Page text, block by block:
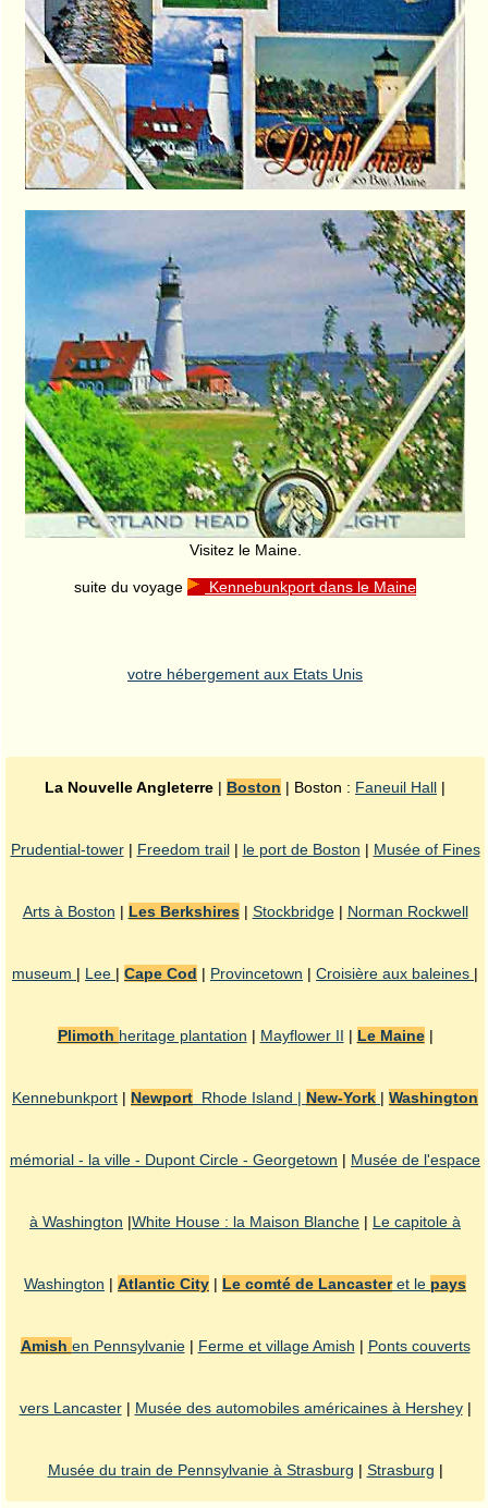
Visitez le Maine.
suite du voyage Kennebunkport dans le Maine
votre hébergement aux Etats Unis
La Nouvelle Angleterre | Boston | Boston : Faneuil Hall |
Prudential-tower| Freedom trail| le port de Boston | Musée of Fines
Arts à Boston | Les Berkshires| Stockbridge| Norman Rockwell
museum | Lee | Cape Cod | Provincetown | Croisière aux baleines |
Plimoth heritage plantation | Mayflower II | Le Maine|
Kennebunkport | Newport Rhode Island | New-York | Washington
mémorial - la ville - Dupont Circle - Georgetown | Musée de l'espace
à Washington |White House : la Maison Blanche | Le capitole à
Washington | Atlantic City | Le comté de Lancasteret le pays
Amish en Pennsylvanie| Ferme et village Amish | Ponts couverts
vers Lancaster| Musée des automobiles américaines à Hershey|
Musée du train de Pennsylvanie à Strasburg | Strasburg |